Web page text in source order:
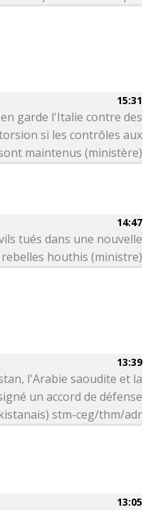
15:31
garde l'Italie contre des
si les contrôles aux
maintenus (ministère)
14:47
tués dans une nouvelle
houthis (ministre)
13:39
l'Arabie saoudite et la
un accord de défense
stm-ceg/thm/adr
13:05